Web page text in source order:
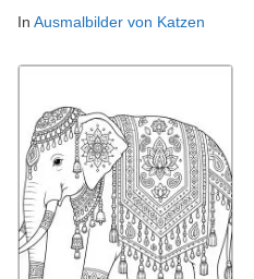
In Ausmalbilder von Katzen